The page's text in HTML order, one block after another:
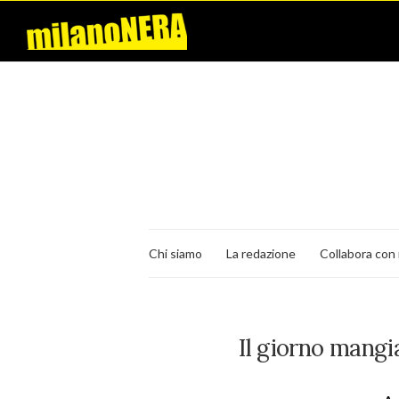
Chi siamo La redazione Collabora con
Il giorno